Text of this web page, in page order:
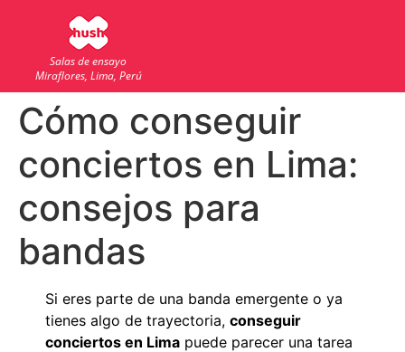
Salas de ensayo
Miraflores, Lima, Perú
Cómo conseguir
conciertos en Lima:
consejos para
bandas
Si eres parte de una banda emergente o ya
tienes algo de trayectoria, conseguir
conciertos en Lima puede parecer una tarea